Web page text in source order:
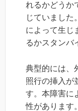
れるかどうか
じていました
によって生じ
るかスタンバ
典型的には、
照行の挿入が
す。本障害に
性があります。